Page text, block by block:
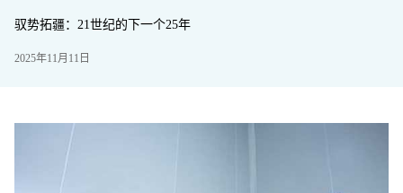
驭势拓疆：21世纪的下一个25年
2025年11月11日